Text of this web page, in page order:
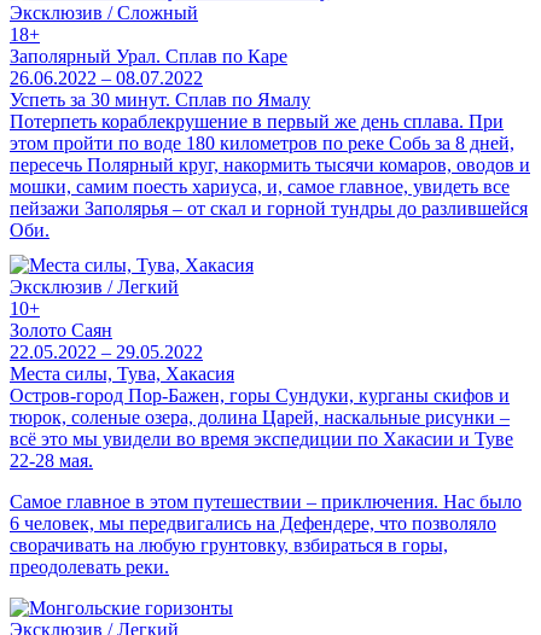
Эксклюзив / Сложный
18+
Заполярный Урал. Сплав по Каре
26.06.2022 – 08.07.2022
Успеть за 30 минут. Сплав по Ямалу
Потерпеть кораблекрушение в первый же день сплава. При
этом пройти по воде 180 километров по реке Собь за 8 дней,
пересечь Полярный круг, накормить тысячи комаров, оводов и
мошки, самим поесть хариуса, и, самое главное, увидеть все
пейзажи Заполярья – от скал и горной тундры до разлившейся
Оби.
Эксклюзив / Легкий
10+
Золото Саян
22.05.2022 – 29.05.2022
Места силы, Тува, Хакасия
Остров-город Пор-Бажен, горы Сундуки, курганы скифов и
тюрок, соленые озера, долина Царей, наскальные рисунки –
всё это мы увидели во время экспедиции по Хакасии и Туве
22-28 мая.
Самое главное в этом путешествии – приключения. Нас было
6 человек, мы передвигались на Дефендере, что позволяло
сворачивать на любую грунтовку, взбираться в горы,
преодолевать реки.
Эксклюзив / Легкий